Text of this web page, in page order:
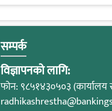
सम्पर्क
विज्ञापनको लागि:
फोन: ९८५१४३०५०३ (कार्यालय